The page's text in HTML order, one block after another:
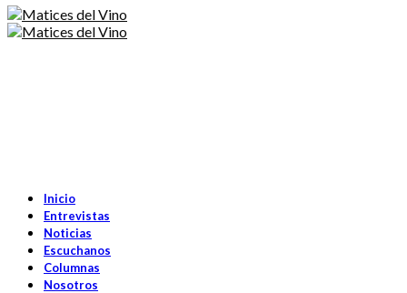
Inicio
Entrevistas
Noticias
Escuchanos
Columnas
Nosotros